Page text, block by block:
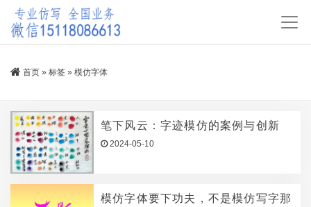
首页 » 标签 » 模仿字体
笔下风云：字迹模仿的案例与创新
2024-05-10
模仿字体要下功夫，不是模仿写字那